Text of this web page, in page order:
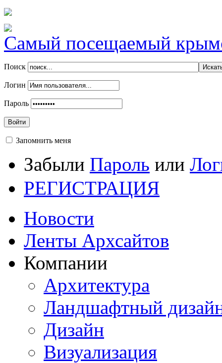
Самый посещаемый
Поиск
Логин
Пароль
Войти
Запомнить меня
Забыли Пароль или
РЕГИСТРАЦИЯ
Новости
Ленты Архсайтов
Компании
Архитектура
Ландшафтный
Дизайн
Визуализация